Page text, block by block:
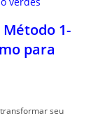
1-
para
seu